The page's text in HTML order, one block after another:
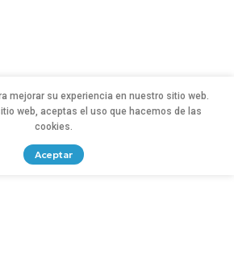
mejorar su experiencia en nuestro sitio web.
web, aceptas el uso que hacemos de las
cookies.
Aceptar